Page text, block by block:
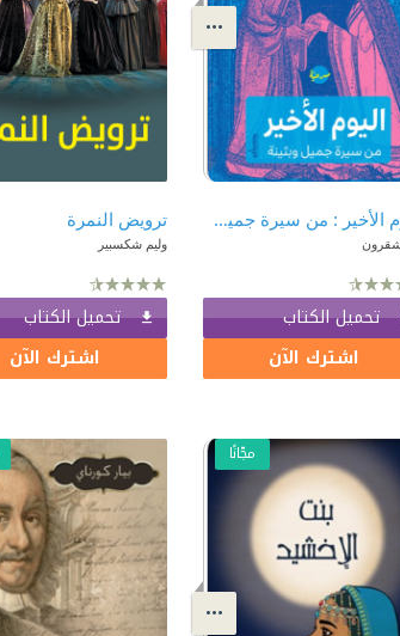
اليوم الأخير : من سيرة جميل وبثينة
شقرون
تحميل الكتاب
اشترك الآن
ترويض النمرة
وليم شكسبير
تحميل الكتاب
اشترك الآن
مجّانًا